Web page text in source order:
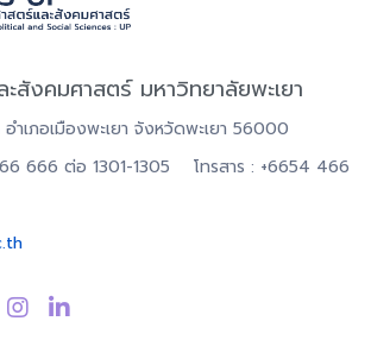
สังคมศาสตร์ มหาวิทยาลัยพะเยา
ำเภอเมืองพะเยา จังหวัดพะเยา 56000
666 ต่อ 1301-1305 โทรสาร : +6654 466